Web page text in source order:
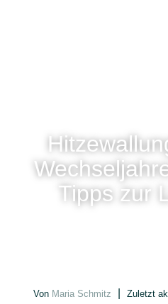
Tipps zur
Von Maria Schmitz Zuletzt